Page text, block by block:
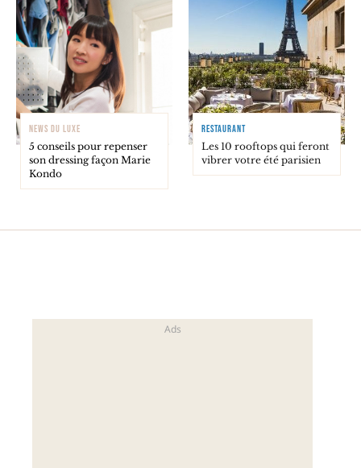
NEWS DU LUXE
5 conseils pour repenser
son dressing façon Marie
Kondo
RESTAURANT
Les 10 rooftops qui feront
vibrer votre été parisien